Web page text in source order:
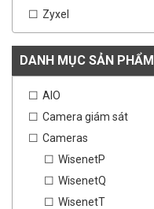
Zyxel
DANH MỤC SẢN PHẨM
AIO
Camera giám sát
Cameras
WisenetP
WisenetQ
WisenetT